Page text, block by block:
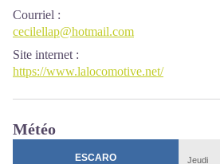
Courriel :
cecilellap@hotmail.com
Site internet :
https://www.lalocomotive.net/
Météo